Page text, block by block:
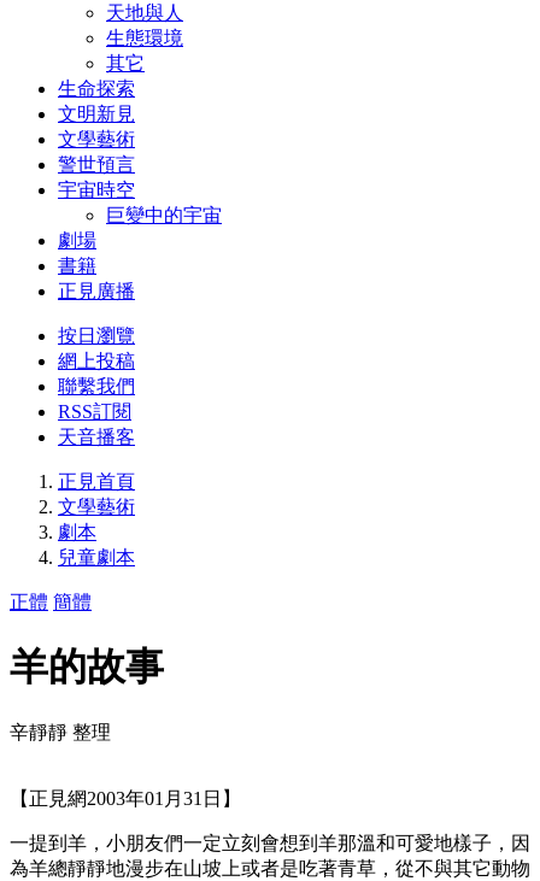
天地與人
生態環境
其它
生命探索
文明新見
文學藝術
警世預言
宇宙時空
巨變中的宇宙
劇場
書籍
正見廣播
按日瀏覽
網上投稿
聯繫我們
RSS訂閱
天音播客
正見首頁
文學藝術
劇本
兒童劇本
正體 簡體
羊的故事
辛靜靜 整理
【正見網2003年01月31日】
一提到羊，小朋友們一定立刻會想到羊那溫和可愛地樣子，因
為羊總靜靜地漫步在山坡上或者是吃著青草，從不與其它動物